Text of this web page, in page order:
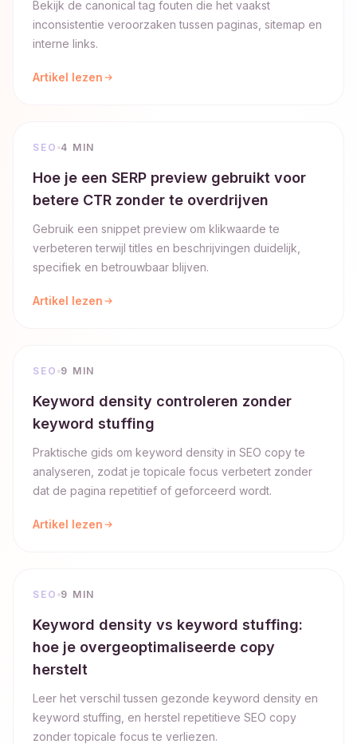
Bekijk de canonical tag fouten die het vaakst
inconsistentie veroorzaken tussen paginas, sitemap en
interne links.
Artikel lezen
SEO 4 MIN
Hoe je een SERP preview gebruikt voor
betere CTR zonder te overdrijven
Gebruik een snippet preview om klikwaarde te
verbeteren terwijl titles en beschrijvingen duidelijk,
specifiek en betrouwbaar blijven.
Artikel lezen
SEO 9 MIN
Keyword density controleren zonder
keyword stuffing
Praktische gids om keyword density in SEO copy te
analyseren, zodat je topicale focus verbetert zonder
dat de pagina repetitief of geforceerd wordt.
Artikel lezen
SEO 9 MIN
Keyword density vs keyword stuffing:
hoe je overgeoptimaliseerde copy
herstelt
Leer het verschil tussen gezonde keyword density en
keyword stuffing, en herstel repetitieve SEO copy
zonder topicale focus te verliezen.